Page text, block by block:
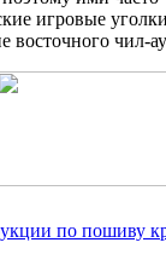
игровые
восточного чил-
по пошиву